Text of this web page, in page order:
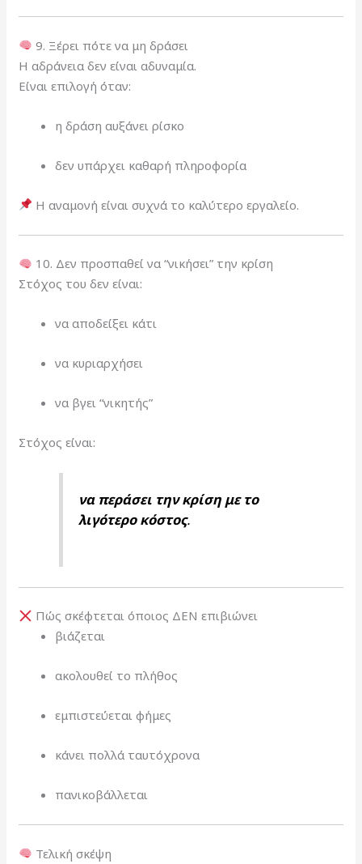
9. Ξέρει πότε να μη δράσει
Η αδράνεια δεν είναι αδυναμία.
Είναι επιλογή όταν:
η δράση αυξάνει ρίσκο
δεν υπάρχει καθαρή πληροφορία
Η αναμονή είναι συχνά το καλύτερο εργαλείο.
10. Δεν προσπαθεί να “νικήσει” την κρίση
Στόχος του δεν είναι:
να αποδείξει κάτι
να κυριαρχήσει
να βγει “νικητής”
Στόχος είναι:
να περάσει την κρίση με το
λιγότερο κόστος.
Πώς σκέφτεται όποιος ΔΕΝ επιβιώνει
βιάζεται
ακολουθεί το πλήθος
εμπιστεύεται φήμες
κάνει πολλά ταυτόχρονα
πανικοβάλλεται
Τελική σκέψη